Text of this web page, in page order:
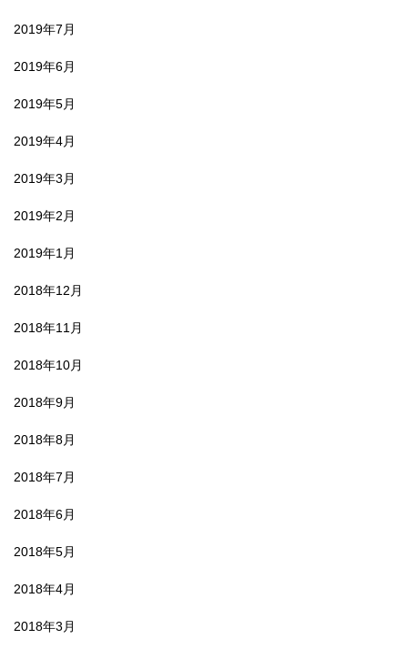
2019年7月
2019年6月
2019年5月
2019年4月
2019年3月
2019年2月
2019年1月
2018年12月
2018年11月
2018年10月
2018年9月
2018年8月
2018年7月
2018年6月
2018年5月
2018年4月
2018年3月